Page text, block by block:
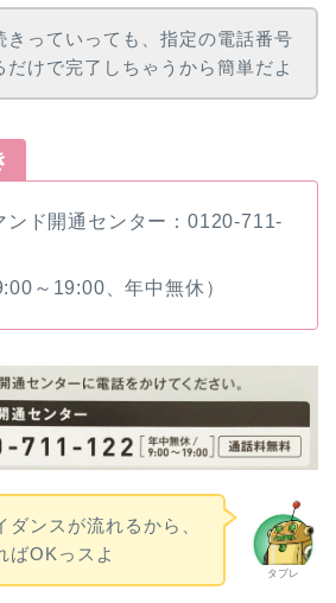
きっていっても、指定の電話番号
だけで完了しちゃうから簡単だよ
ンド開通センター：0120-711-
～19:00、年中無休）
タブレ
ンスが流れるから、
ばOKっスよ